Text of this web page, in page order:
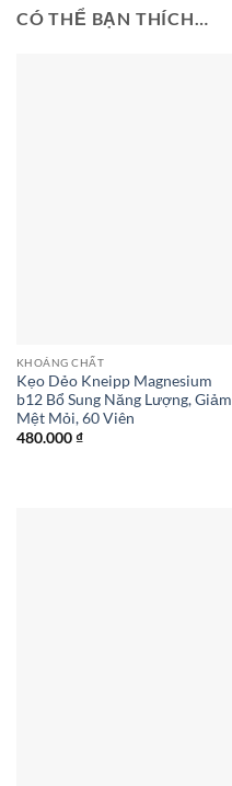
CÓ THỂ BẠN THÍCH…
KHOÁNG CHẤT
Kẹo Dẻo Kneipp Magnesium
b12 Bổ Sung Năng Lượng, Giảm
Mệt Mỏi, 60 Viên
480.000₫